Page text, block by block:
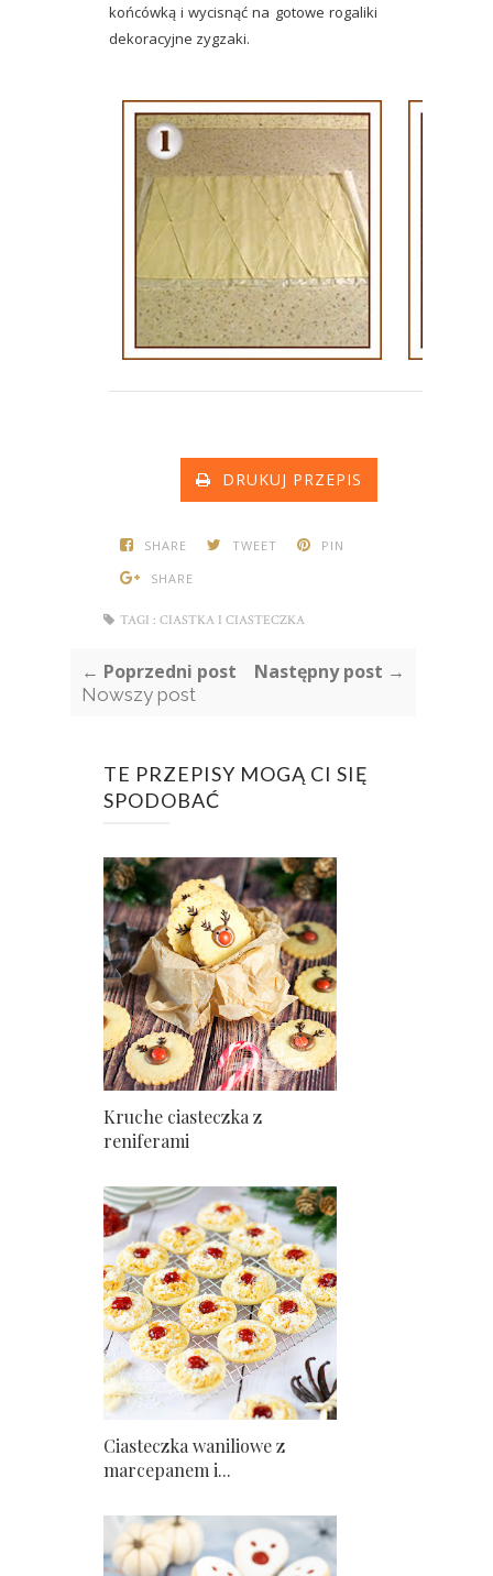
końcówką i wycisnąć na gotowe rogaliki
dekoracyjne zygzaki.
DRUKUJ PRZEPIS
SHARE TWEET
PIN
SHARE
TAGI : CIASTKA I CIASTECZKA
← Poprzedni post
Nowszy post
Następny post →
TE PRZEPISY MOGĄ CI SIĘ
SPODOBAĆ
Kruche ciasteczka z
reniferami
Ciasteczka waniliowe z
marcepanem i...